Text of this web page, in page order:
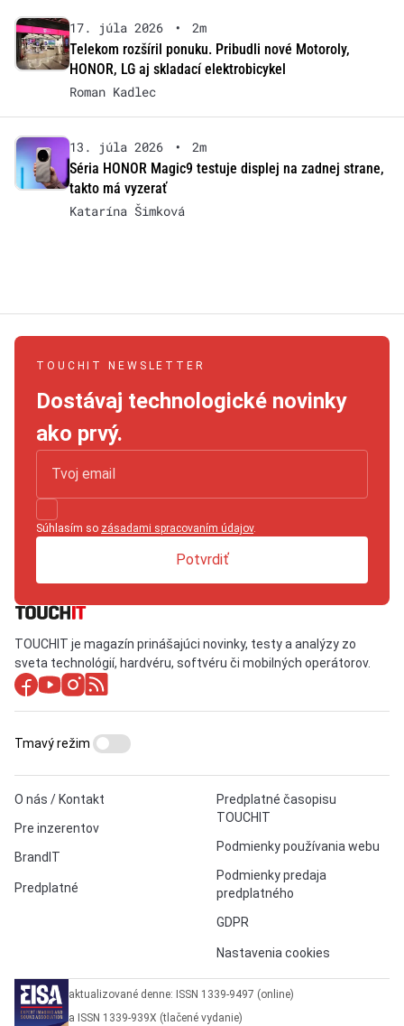
17. júla 2026 •
2m
Telekom rozšíril ponuku. Pribudli nové Motoroly,
HONOR, LG aj skladací elektrobicykel
Roman Kadlec
13. júla 2026 •
2m
Séria HONOR Magic9 testuje displej na zadnej strane,
takto má vyzerať
Katarína Šimková
TOUCHIT NEWSLETTER
Dostávaj technologické novinky
ako prvý.
Súhlasím so zásadami spracovaním údajov.
Potvrdiť
TOUCHIT je magazín prinášajúci novinky, testy a analýzy zo
sveta technológií, hardvéru, softvéru či mobilných operátorov.
O nás / Kontakt
Pre inzerentov
BrandIT
Predplatné
Predplatné časopisu
TOUCHIT
Podmienky používania webu
Podmienky predaja
predplatného
GDPR
Nastavenia cookies
Tmavý režim
aktualizované denne: ISSN 1339-9497 (online)
a ISSN 1339-939X (tlačené vydanie)